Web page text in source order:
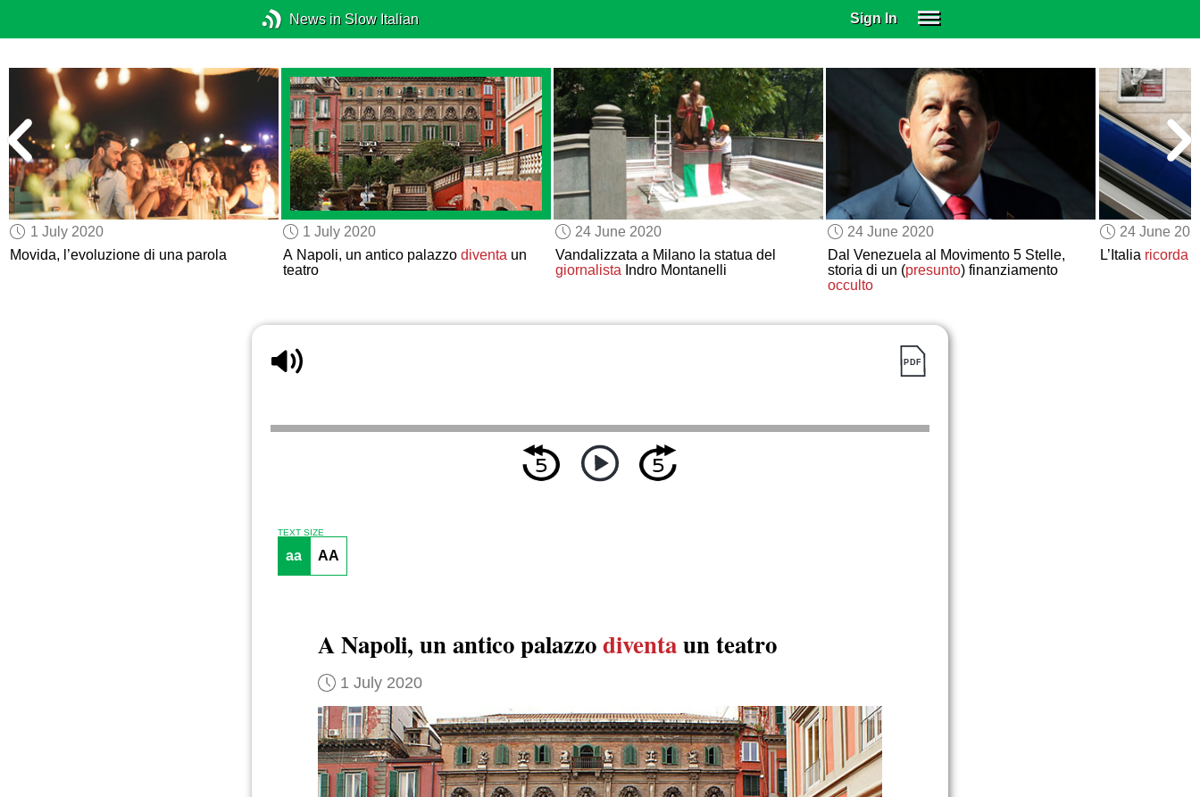
News in Slow Italian Sign In
SUBSCRIBE
EDUCATIONAL LICENSES
GIFT CARDS
OTHER LANGUAGES
ABOUT US
ALEXA
ADJUST COLORS
1 July 2020
Movida, l’evoluzione di una parola
1 July 2020
A Napoli, un antico palazzo diventaun
teatro
24 June 2020
Vandalizzata a Milano la statua del
giornalistaIndro Montanelli
24 June 2020
Dal Venezuela al Movimento 5 Stelle,
storia di un (presunto) finanziamento
occulto
24 June
L’Italia ricorda
TEXT SIZE
aa AA
A Napoli, un antico palazzodiventaun teatro
1 July 2020